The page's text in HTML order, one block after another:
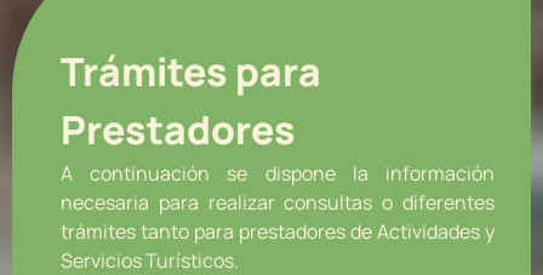
Trámites para
Prestadores
A continuación se dispone la información
necesaria para realizar consultas o diferentes
trámites tanto para prestadores de Actividades y
Servicios Turísticos.